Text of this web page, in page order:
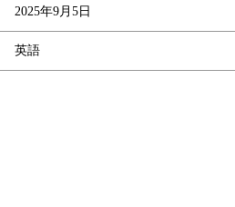
2025年9月5日
英語